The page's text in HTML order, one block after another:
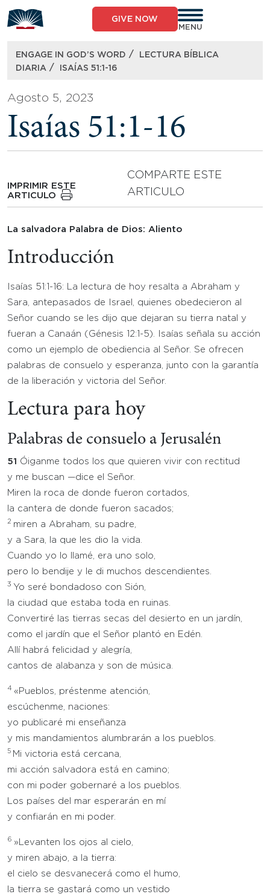
to
content
GIVE NOW
MENU
ENGAGE IN GOD’S WORD /
LECTURA BÍBLICA
DIARIA / ISAÍAS 51:1-16
Agosto 5, 2023
Isaías 51:1-16
IMPRIMIR ESTE
ARTICULO
COMPARTE ESTE
ARTICULO
La salvadora Palabra de Dios: Aliento
Introducción
Isaías 51:1-16: La lectura de hoy resalta a Abraham y
Sara, antepasados de Israel, quienes obedecieron al
Señor cuando se les dijo que dejaran su tierra natal y
fueran a Canaán (Génesis 12:1-5). Isaías señala su acción
como un ejemplo de obediencia al Señor. Se ofrecen
palabras de consuelo y esperanza, junto con la garantía
de la liberación y victoria del Señor.
Lectura para hoy
Palabras de consuelo a Jerusalén
51 Óiganme todos los que quieren vivir con rectitud
y me buscan —dice el Señor.
Miren la roca de donde fueron cortados,
la cantera de donde fueron sacados;
2 miren a Abraham, su padre,
y a Sara, la que les dio la vida.
Cuando yo lo llamé, era uno solo,
pero lo bendije y le di muchos descendientes.
3 Yo seré bondadoso con Sión,
la ciudad que estaba toda en ruinas.
Convertiré las tierras secas del desierto en un jardín,
como el jardín que el Señor plantó en Edén.
Allí habrá felicidad y alegría,
cantos de alabanza y son de música.
4 «Pueblos, préstenme atención,
escúchenme, naciones:
yo publicaré mi enseñanza
y mis mandamientos alumbrarán a los pueblos.
5 Mi victoria está cercana,
mi acción salvadora está en camino;
con mi poder gobernaré a los pueblos.
Los países del mar esperarán en mí
y confiarán en mi poder.
6 »Levanten los ojos al cielo,
y miren abajo, a la tierra:
el cielo se desvanecerá como el humo,
la tierra se gastará como un vestido